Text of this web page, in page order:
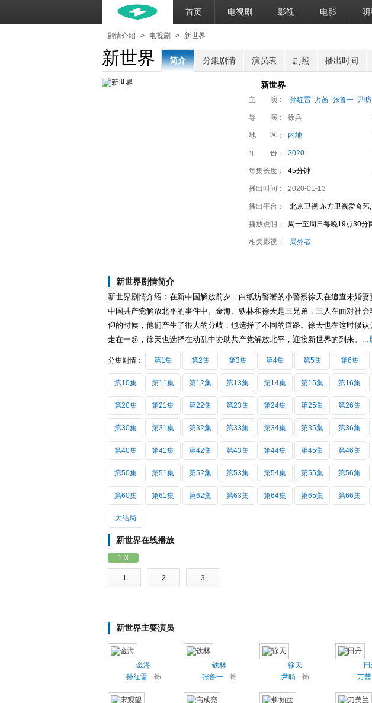
首页 电视剧 影视 电影
剧情介绍 > 电视剧 > 新世界
新世界 简介 分集剧情 演员表 剧照 播出时间
新世界
主 演： 孙红雷 万茜 张鲁一 尹昉
导 演： 徐兵
地 区： 内地
年 份： 2020
每集长度： 45分钟
播出时间： 2020-01-13
播出平台： 北京卫视,东方卫视爱奇艺
播放说明： 周一至周日每晚19点30分
相关影视： 局外者
新世界剧情简介
新世界剧情介绍：在新中国解放前夕，白纸坊警署的小警察徐天在追查未婚
中国共产党解放北平的事件中。金海、铁林和徐天是三兄弟，三人在面对社
仰的时候，他们产生了很大的分歧，也选择了不同的道路。徐天也在这时候
走在一起，徐天也选择在动乱中协助共产党解放北平，迎接新世界的到来。 ...
分集剧情： 第1集 第2集 第3集 第4集 第5集 第6集
第10集 第11集 第12集 第13集 第14集 第15集 第16集
第20集 第21集 第22集 第23集 第24集 第25集 第26集
第30集 第31集 第32集 第33集 第34集 第35集 第36集
第40集 第41集 第42集 第43集 第44集 第45集 第46集
第50集 第51集 第52集 第53集 第54集 第55集 第56集
第60集 第61集 第62集 第63集 第64集 第65集 第66集
大结局
新世界在线播放
1-3
1 2 3
新世界主要演员
金海
孙红雷
饰
铁林
张鲁一
饰
徐天
尹昉
饰
万茜